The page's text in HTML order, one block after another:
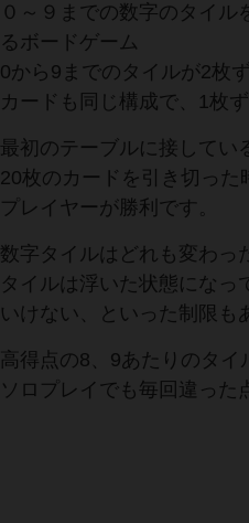
０～９までの数字のタイ
るボードゲーム
0から9までのタイルが2枚
カードも同じ構成で、1枚
最初のテーブルに接して
20枚のカードを引き切っ
プレイヤーが勝利です。
数字タイルはどれも変わっ
タイルは浮いた状態にな
いけない、といった制限も
高得点の8、9あたりのタイ
ソロプレイでも毎回違った